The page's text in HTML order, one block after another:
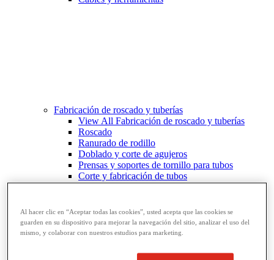
Fabricación de roscado y tuberías
View All Fabricación de roscado y tuberías
Roscado
Ranurado de rodillo
Doblado y corte de agujeros
Prensas y soportes de tornillo para tubos
Corte y fabricación de tubos
Al hacer clic en “Aceptar todas las cookies”, usted acepta que las cookies se
guarden en su dispositivo para mejorar la navegación del sitio, analizar el uso del
mismo, y colaborar con nuestros estudios para marketing.